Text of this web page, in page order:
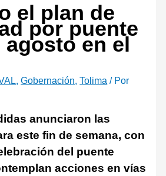
el plan de
por puente
agosto en el
,Gobernación,Tolima / Por
anunciaron las
este fin de semana, con
del puente
acciones en vías